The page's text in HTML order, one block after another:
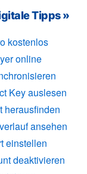
Tipps »
kostenlos
online
Key auslesen
herausfinden
ansehen
einstellen
deaktivieren